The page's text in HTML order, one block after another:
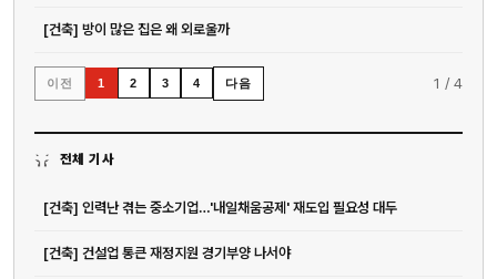
[건축] 방이 많은 집은 왜 외로울까
이전 1 2 3 4 다음 1 /4
전체 기사
[건축] 인력난 겪는 중소기업…'내일채움공제' 재도입 필요성 대두
[건축] 건설업 통큰 재정지원 경기부양 나서야